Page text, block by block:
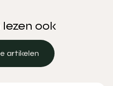
ook
artikelen